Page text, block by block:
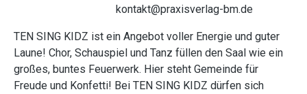
kontakt@praxisverlag-bm.de
TEN SING KIDZ ist ein Angebot voller Energie und guter
Laune! Chor, Schauspiel und Tanz füllen den Saal wie ein
großes, buntes Feuerwerk. Hier steht Gemeinde für
Freude und Konfetti! Bei TEN SING KIDZ dürfen sich